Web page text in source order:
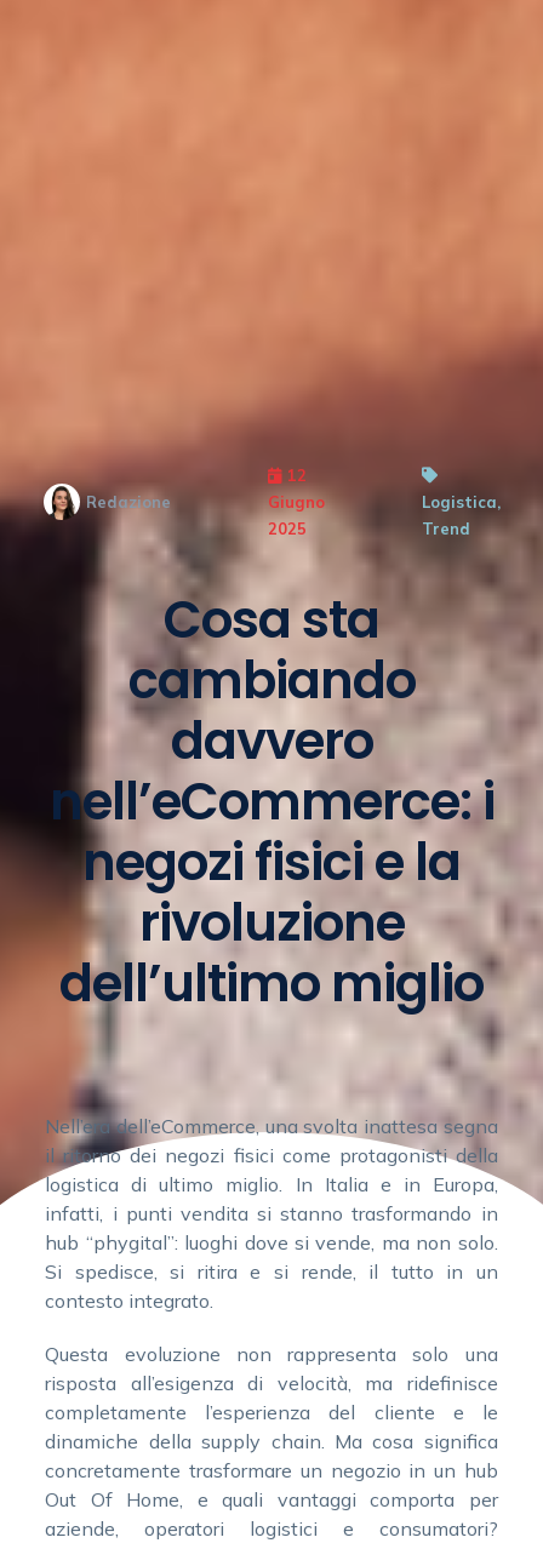
Redazione
12
Giugno
2025
Logistica,
Trend
Cosa sta
cambiando
davvero
nell’eCommerce: i
negozi fisici e la
rivoluzione
dell’ultimo miglio
Nell’era dell’eCommerce, una svolta inattesa segna
il ritorno dei negozi fisici come protagonisti della
logistica di ultimo miglio. In Italia e in Europa,
infatti, i punti vendita si stanno trasformando in
hub “phygital”: luoghi dove si vende, ma non solo.
Si spedisce, si ritira e si rende, il tutto in un
contesto integrato.
Questa evoluzione non rappresenta solo una
risposta all’esigenza di velocità, ma ridefinisce
completamente l’esperienza del cliente e le
dinamiche della supply chain. Ma cosa significa
concretamente trasformare un negozio in un hub
Out Of Home, e quali vantaggi comporta per
aziende, operatori logistici e consumatori?